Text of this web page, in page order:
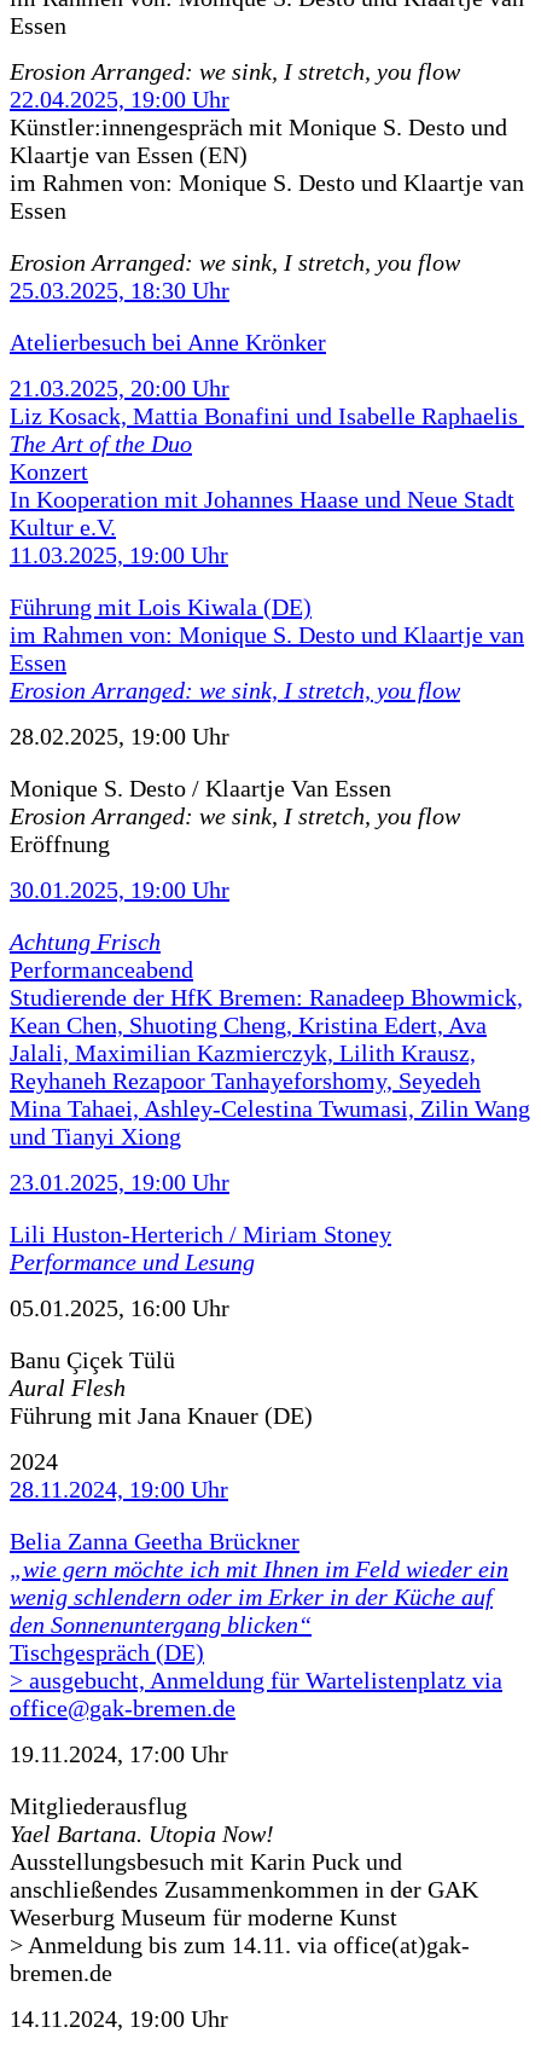
Essen
Erosion Arranged: we sink, I stretch, you flow
22.04.2025, 19:00 Uhr
Künstler:innengespräch mit Monique S. Desto und
Klaartje van Essen (EN)
im Rahmen von: Monique S. Desto und Klaartje van
Essen
Erosion Arranged: we sink, I stretch, you flow
25.03.2025, 18:30 Uhr
Atelierbesuch bei Anne Krönker
21.03.2025, 20:00 Uhr
Liz Kosack, Mattia Bonafini und Isabelle Raphaelis
The Art of the Duo
Konzert
In Kooperation mit Johannes Haase und Neue Stadt
Kultur e.V.
11.03.2025, 19:00 Uhr
Führung mit Lois Kiwala (DE)
im Rahmen von: Monique S. Desto und Klaartje van
Essen
Erosion Arranged: we sink, I stretch, you flow
28.02.2025, 19:00 Uhr
Monique S. Desto / Klaartje Van Essen
Erosion Arranged: we sink, I stretch, you flow
Eröffnung
30.01.2025, 19:00 Uhr
Achtung Frisch
Performanceabend
Studierende der HfK Bremen: Ranadeep Bhowmick,
Kean Chen, Shuoting Cheng, Kristina Edert, Ava
Jalali, Maximilian Kazmierczyk, Lilith Krausz,
Reyhaneh Rezapoor Tanhayeforshomy, Seyedeh
Mina Tahaei, Ashley-Celestina Twumasi, Zilin Wang
und Tianyi Xiong
23.01.2025, 19:00 Uhr
Lili Huston-Herterich / Miriam Stoney
Performance und Lesung
05.01.2025, 16:00 Uhr
Banu Çiçek Tülü
Aural Flesh
Führung mit Jana Knauer (DE)
2024
28.11.2024, 19:00 Uhr
Belia Zanna Geetha Brückner
„wie gern möchte ich mit Ihnen im Feld wieder ein
wenig schlendern oder im Erker in der Küche auf
den Sonnenuntergang blicken“
Tischgespräch (DE)
> ausgebucht, Anmeldung für Wartelistenplatz via
office@gak-bremen.de
19.11.2024, 17:00 Uhr
Mitgliederausflug
Yael Bartana. Utopia Now!
Ausstellungsbesuch mit Karin Puck und
anschließendes Zusammenkommen in der GAK
Weserburg Museum für moderne Kunst
> Anmeldung bis zum 14.11. via office(at)gak-
bremen.de
14.11.2024, 19:00 Uhr